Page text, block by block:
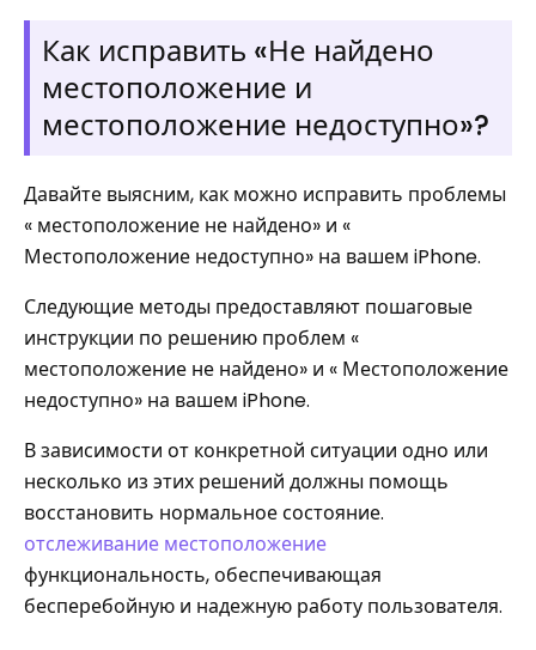
Как исправить «Не найдено
местоположение и
местоположение недоступно»?
Давайте выясним, как можно исправить проблемы
« местоположение не найдено» и «
Местоположение недоступно» на вашем iPhone.
Следующие методы предоставляют пошаговые
инструкции по решению проблем «
местоположение не найдено» и « Местоположение
недоступно» на вашем iPhone.
В зависимости от конкретной ситуации одно или
несколько из этих решений должны помощь
восстановить нормальное состояние.
отслеживание местоположение
функциональность, обеспечивающая
бесперебойную и надежную работу пользователя.